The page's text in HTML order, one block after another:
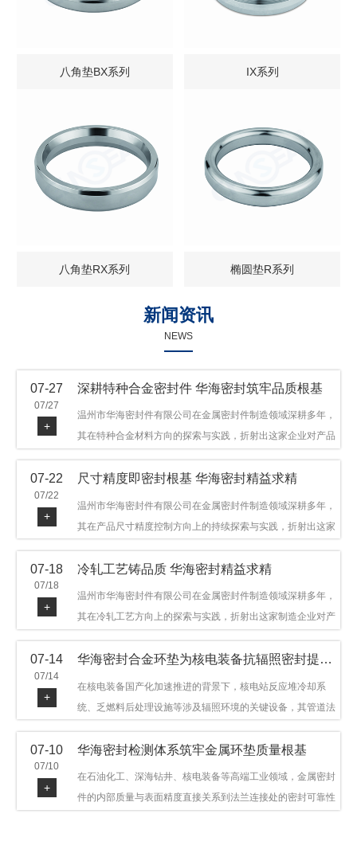
八角垫BX系列 IX系列
八角垫RX系列 椭圆垫R系列
新闻资讯
NEWS
07-27
07/27
+
深耕特种合金密封件 华海密封筑牢品质根基
温州市华海密封件有限公司在金属密封件制造领域深耕多年，
其在特种合金材料方向的探索与实践，折射出这家企业对产品
品，可提供多种材质方案，在石油机械、管道法兰、采油树、
07-22
07/22
+
尺寸精度即密封根基 华海密封精益求精
温州市华海密封件有限公司在金属密封件制造领域深耕多年，
其在产品尺寸精度控制方向上的持续探索与实践，折射出这家
产品，广泛应用于石油机械、管道法兰、采油树、井口装置等
领域。本文从尺寸精度的技术内涵及企业工艺积累等角度，呈
现华海密封在该领域的务实探索与稳步发展。
07-18
07/18
+
冷轧工艺铸品质 华海密封精益求精
温州市华海密封件有限公司在金属密封件制造领域深耕多年，
其在冷轧工艺方向上的探索与实践，折射出这家制造企业对产
品，广泛应用于石油机械、管道法兰、采油树、井口装置等领
步发展。
07-14
07/14
+
华海密封合金环垫为核电装备抗辐照密封提供可靠保障
在核电装备国产化加速推进的背景下，核电站反应堆冷却系
统、乏燃料后处理设施等涉及辐照环境的关键设备，其管道法
定与密封可靠。温州市华海密封件科技有限公司深耕金属密封
领域二十余年，依托八角垫、椭圆垫及RX/BX系列高压环垫等
全系列产品，以特种合金材质体系，为核电装备抗辐照密封提
供针对性配套方案。
07-10
07/10
+
华海密封检测体系筑牢金属环垫质量根基
在石油化工、深海钻井、核电装备等高端工业领域，金属密封
件的内部质量与表面精度直接关系到法兰连接处的密封可靠性